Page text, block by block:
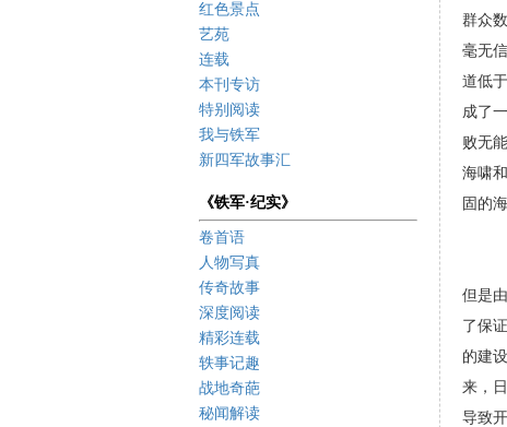
红色景点
艺苑
连载
本刊专访
特别阅读
我与铁军
新四军故事汇
《铁军·纪实》
卷首语
人物写真
传奇故事
深度阅读
精彩连载
轶事记趣
战地奇葩
秘闻解读
群众
毫无
道低
成了
败无
海啸
固的
但是
了保
的建
来，
导致